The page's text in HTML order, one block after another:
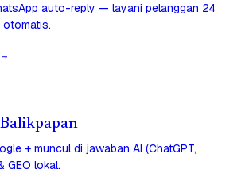
auto-reply — layani pelanggan 24
otomatis.
Balikpapan
+ muncul di jawaban AI (ChatGPT,
GEO lokal.